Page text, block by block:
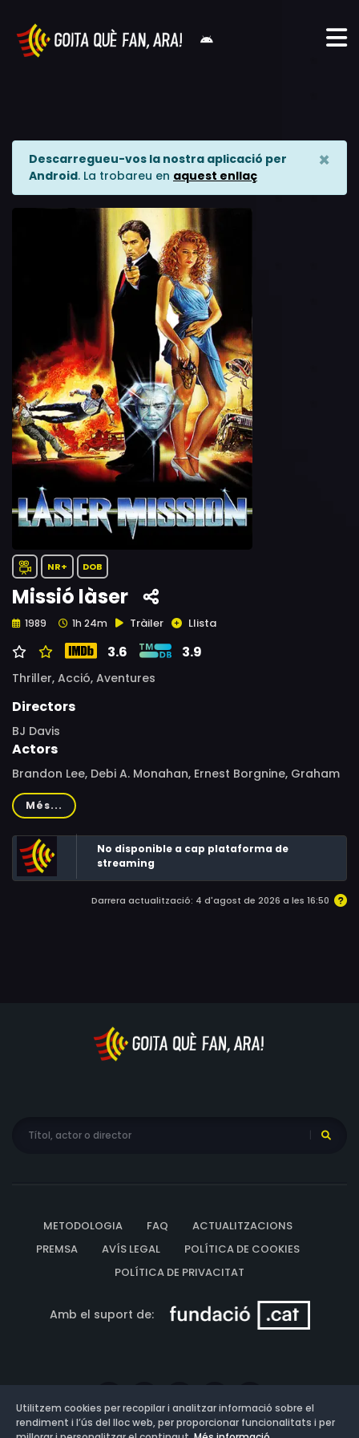
Descarregueu-vos la nostra aplicació per
Android. La trobareu en aquest enllaç
×
NR+ DOB
Missió làser
1989 1h 24m Tràiler Llista
3.6 3.9
Thriller, Acció, Aventures
Directors
BJ Davis
Actors
Brandon Lee, Debi A. Monahan, Ernest Borgnine, Graham
Clarke, Werner Pochath, Maureen Lahoud, Pierre
Knoesen, BJ Davis, Richard Cox, Gerry de Somma, Lisa
Griffin, Mark Hodgetts, Ramolao Makhene, Petro Mchunu,
Vic Mundy, Karl Johnson
Més...
No disponible a cap plataforma de
streaming
Darrera actualització: 4 d'agost de 2026 a les 16:50
METODOLOGIA FAQ
ACTUALITZACIONS
PREMSA
AVÍS LEGAL
POLÍTICA DE COOKIES
POLÍTICA DE PRIVACITAT
Amb el suport de:
Utilitzem cookies per recopilar i analitzar informació sobre el
rendiment i l’ús del lloc web, per proporcionar funcionalitats i per